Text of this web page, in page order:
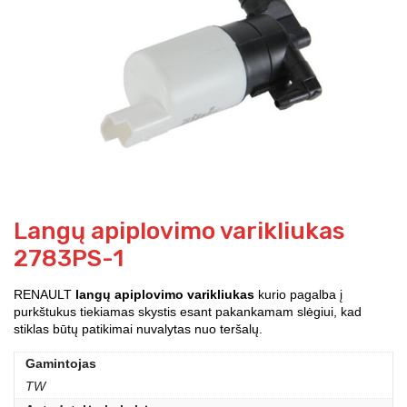
Langų apiplovimo varikliukas
2783PS-1
RENAULT langų apiplovimo varikliukas kurio pagalba į
purkštukus tiekiamas skystis esant pakankamam slėgiui, kad
stiklas būtų patikimai nuvalytas nuo teršalų.
Gamintojas
TW